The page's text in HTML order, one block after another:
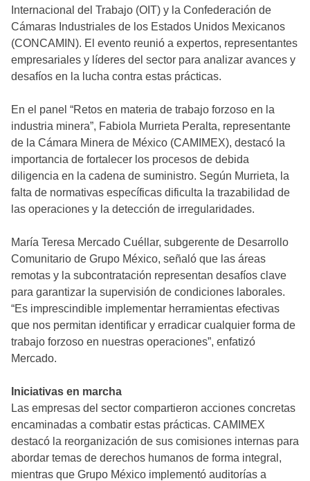
Internacional del Trabajo (OIT) y la Confederación de
Cámaras Industriales de los Estados Unidos Mexicanos
(CONCAMIN). El evento reunió a expertos, representantes
empresariales y líderes del sector para analizar avances y
desafíos en la lucha contra estas prácticas.
En el panel “Retos en materia de trabajo forzoso en la
industria minera”, Fabiola Murrieta Peralta, representante
de la Cámara Minera de México (CAMIMEX), destacó la
importancia de fortalecer los procesos de debida
diligencia en la cadena de suministro. Según Murrieta, la
falta de normativas específicas dificulta la trazabilidad de
las operaciones y la detección de irregularidades.
María Teresa Mercado Cuéllar, subgerente de Desarrollo
Comunitario de Grupo México, señaló que las áreas
remotas y la subcontratación representan desafíos clave
para garantizar la supervisión de condiciones laborales.
“Es imprescindible implementar herramientas efectivas
que nos permitan identificar y erradicar cualquier forma de
trabajo forzoso en nuestras operaciones”, enfatizó
Mercado.
Iniciativas en marcha
Las empresas del sector compartieron acciones concretas
encaminadas a combatir estas prácticas. CAMIMEX
destacó la reorganización de sus comisiones internas para
abordar temas de derechos humanos de forma integral,
mientras que Grupo México implementó auditorías a